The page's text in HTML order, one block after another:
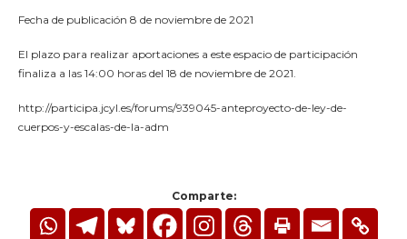
Fecha de publicación 8 de noviembre de 2021
El plazo para realizar aportaciones a este espacio de participación
finaliza a las 14:00 horas del 18 de noviembre de 2021.
http://participa.jcyl.es/forums/939045-anteproyecto-de-ley-de-
cuerpos-y-escalas-de-la-adm
Comparte: